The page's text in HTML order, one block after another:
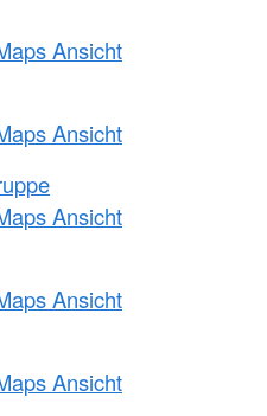
Ansicht
Ansicht
Ansicht
Ansicht
Ansicht